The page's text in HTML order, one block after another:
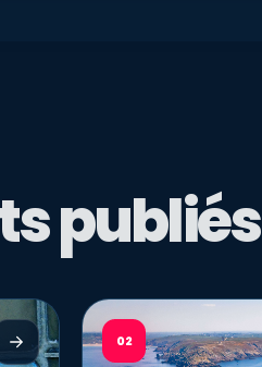
publiés
02